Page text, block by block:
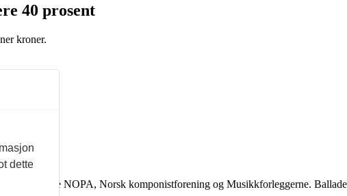
40 prosent
kroner.
fra eierne NOPA, Norsk komponistforening og Musikkforleggerne.
dette